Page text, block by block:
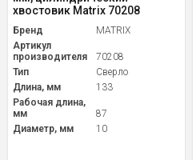
хвостовик Matrix 70208
Бренд
MATRIX
Артикул
производителя
70208
Тип
Сверло
Длина, мм
133
Рабочая длина,
мм
87
Диаметр, мм
10